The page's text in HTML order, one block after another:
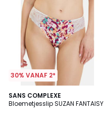
30% VANAF 2*
SANS COMPLEXE
Bloemetjesslip SUZAN FANTAISY